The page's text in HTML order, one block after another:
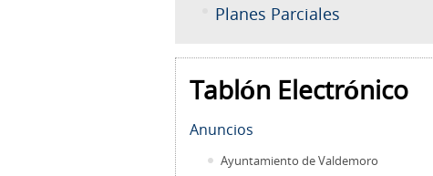
Planes Parciales
Tablón Electrónico
Anuncios
Ayuntamiento de Valdemoro